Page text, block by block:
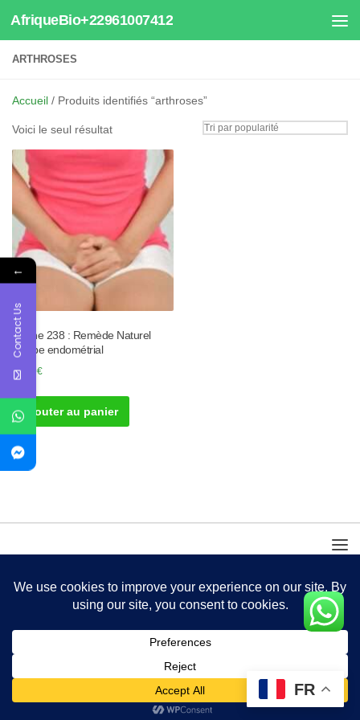
Au dessous du contenu
AfriqueBio+22961007412
ARTHROSES
Accueil / Produits identifiés “arthroses”
Voici le seul résultat
Tisane 238 : Remède Naturel
Polype endométrial
30.00€
Ajouter au panier
FR
←
Contact Us